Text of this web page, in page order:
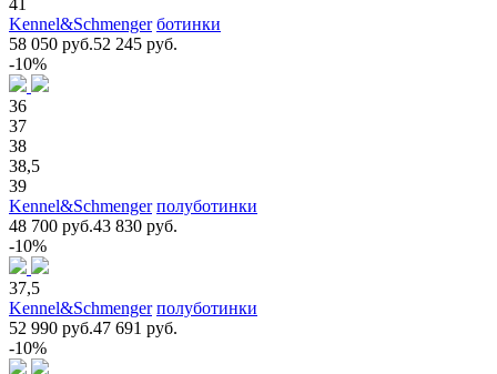
Kennel&Schmenger ботинки
58 050 руб.52 245 руб.
-10%
36
37
38
38,5
39
Kennel&Schmenger полуботинки
48 700 руб.43 830 руб.
-10%
37,5
Kennel&Schmenger полуботинки
52 990 руб.47 691 руб.
-10%